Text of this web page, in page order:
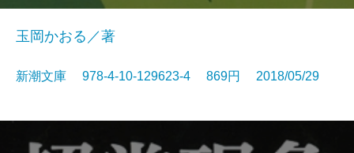
玉岡かおる／著
新潮文庫 978-4-10-129623-4 869円 2018/05/29